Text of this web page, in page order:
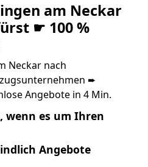
am Neckar
☛ 100 %
Neckar nach
➨
Angebote in 4 Min.
wenn es um Ihren
Angebote